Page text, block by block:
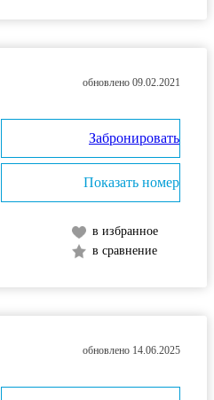
обновлено 09.02.2021
в избранное
в сравнение
Забронировать
Показать номер
обновлено 14.06.2025